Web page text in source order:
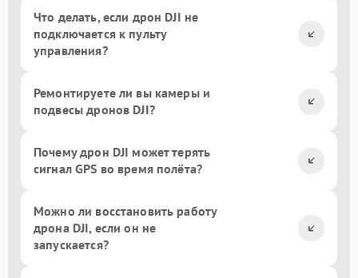
Что делать, если дрон DJI не
подключается к пульту
управления?
Ремонтируете ли вы камеры и
подвесы дронов DJI?
Почему дрон DJI может терять
сигнал GPS во время полёта?
Можно ли восстановить работу
дрона DJI, если он не
запускается?